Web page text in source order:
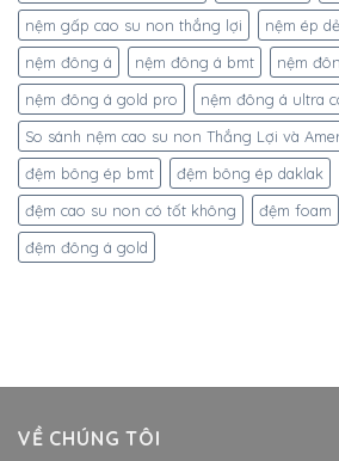
nệm gấp cao su non thắng lợi
nệm ép
nệm đông á
nệm đông á bmt
nệm
nệm đông á gold pro
nệm đông á ultra
So sánh nệm cao su non Thắng Lợi và
đệm bông ép bmt
đệm bông ép daklak
đệm cao su non có tốt không
đệm foam
đệm đông á gold
VỀ CHÚNG TÔI